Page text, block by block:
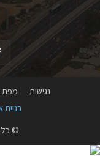
נגישות מפת
© כל